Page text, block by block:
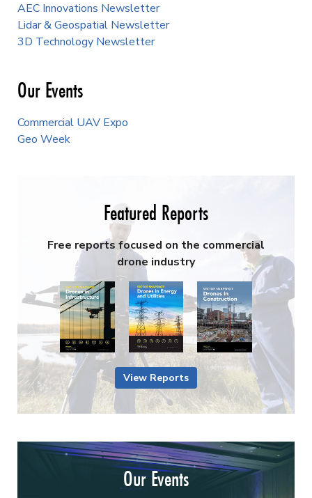
AEC Innovations Newsletter
Lidar & Geospatial Newsletter
3D Technology Newsletter
Our Events
Commercial UAV Expo
Geo Week
Featured Reports
Free reports focused on the commercial
drone industry
View Reports
Our Events